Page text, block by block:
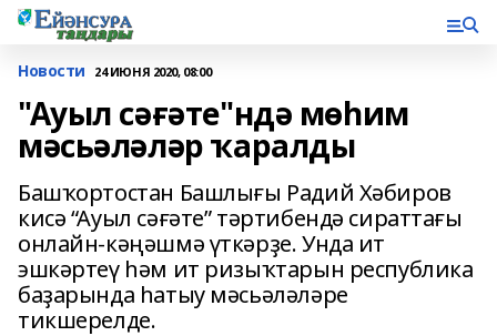
Новости 24 ИЮНЯ 2020, 08:00
"Ауыл сәғәте"ндә мөһим
мәсьәләләр ҡаралды
Башҡортостан Башлығы Радий Хәбиров
кисә “Ауыл сәғәте” тәртибендә сираттағы
онлайн-кәңәшмә үткәрҙе. Унда ит
эшкәртеү һәм ит ризыҡтарын республика
баҙарында һатыу мәсьәләләре
тикшерелде.